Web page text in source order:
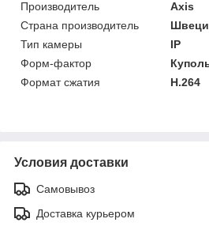
Производитель
Axis
Страна производитель
Тип камеры
IP
Форм-фактор
Формат сжатия
H.264
Условия доставки
Самовывоз
Доставка курьером